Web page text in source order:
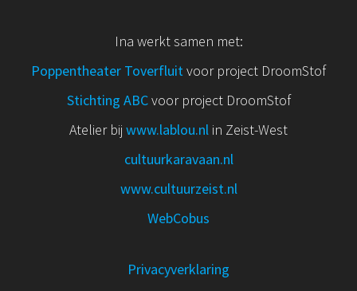
Ina werkt samen met:
Poppentheater Toverfluitvoor project DroomStof
Stichting ABCvoor project DroomStof
Atelier bij www.lablou.nl in Zeist-West
cultuurkaravaan.nl
www.cultuurzeist.nl
WebCobus
Privacyverklaring